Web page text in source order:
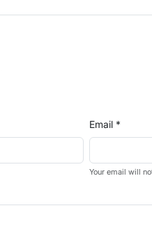
Email *
Your email will